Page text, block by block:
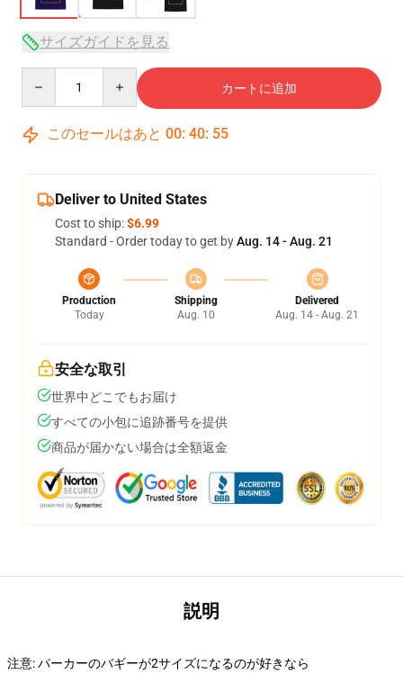
サイズガイドを見る
カートに追加
このセールはあと 00: 40: 54
Deliver to United States
Cost to ship:$6.99
Standard - Order today to get byAug. 14 - Aug. 21
Production
Today
Shipping
Aug. 10
Delivered
Aug. 14 - Aug. 21
安全な取引
世界中どこでもお届け
すべての小包に追跡番号を提供
商品が届かない場合は全額返金
説明
注意: パーカーのバギーが2サイズになるのが好きなら